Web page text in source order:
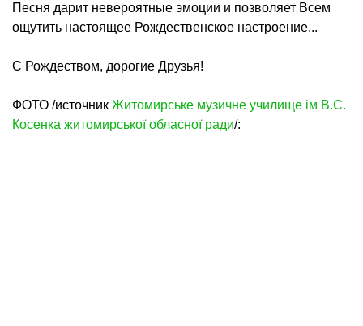
Песня дарит невероятные эмоции и позволяет Всем
ощутить настоящее Рождественское настроение...
С Рождеством, дорогие Друзья!
ФОТО /источник Житомирське музичне училище ім В.С.
Косенка житомирської обласної ради/: